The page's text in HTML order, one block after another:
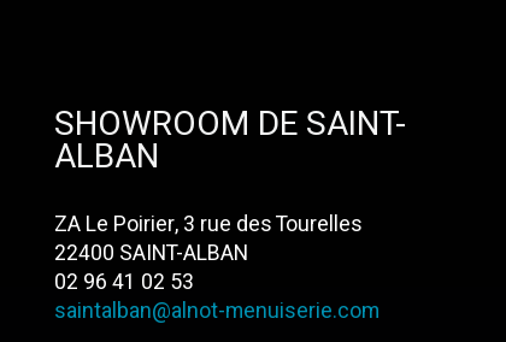
SHOWROOM DE SAINT-
ALBAN
ZA Le Poirier, 3 rue des Tourelles
22400 SAINT-ALBAN
02 96 41 02 53
saintalban@alnot-menuiserie.com